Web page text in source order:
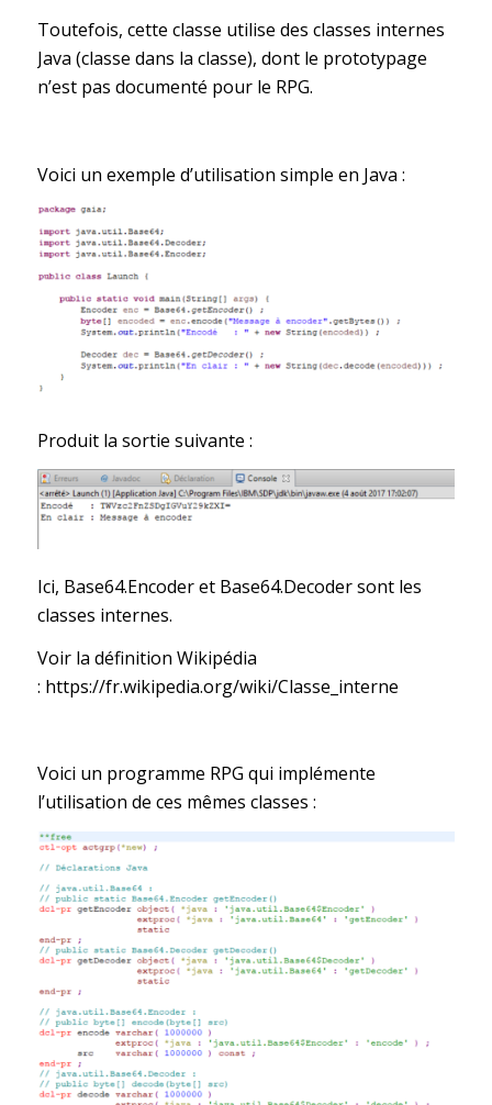
Toutefois, cette classe utilise des classes internes
Java (classe dans la classe), dont le prototypage
n’est pas documenté pour le RPG.
Voici un exemple d’utilisation simple en Java :
Produit la sortie suivante :
Ici, Base64.Encoder et Base64.Decoder sont les
classes internes.
Voir la définition Wikipédia
: https://fr.wikipedia.org/wiki/Classe_interne
Voici un programme RPG qui implémente
l’utilisation de ces mêmes classes :